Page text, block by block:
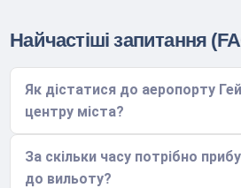
Найчастіші запитання
Як дістатися до аеропорту
центру міста?
За скільки часу потрібно
до вильоту?